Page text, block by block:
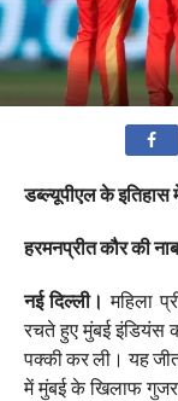
डब्ल्यूपीएल के
हरमनप्रीत कौर की
नई दिल्ली। महिला
रचते हुए मुंबई
पक्की कर ली। यह
में मुंबई के खिलाफ